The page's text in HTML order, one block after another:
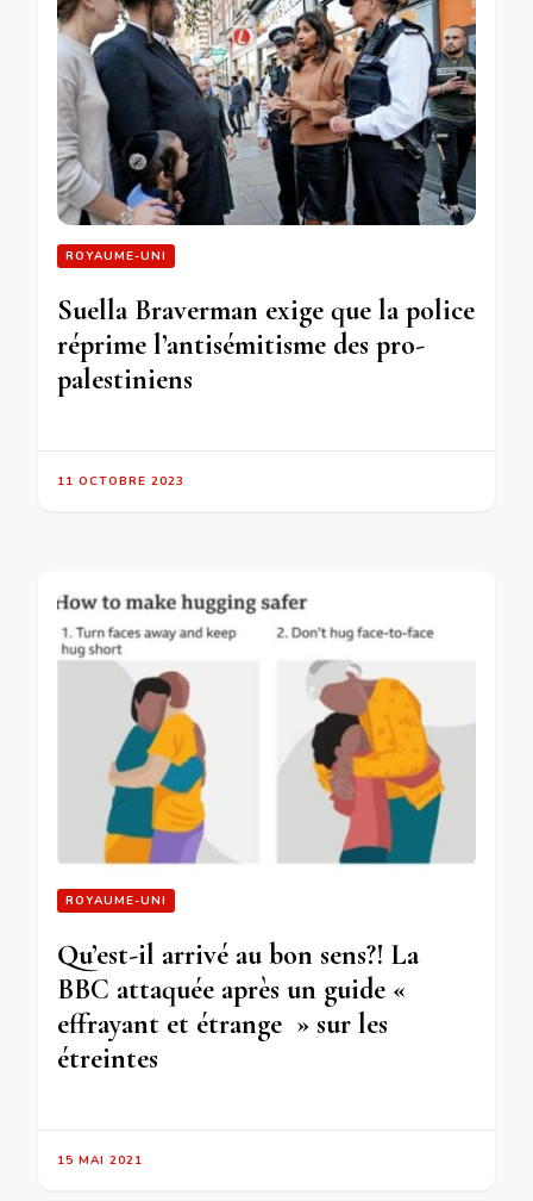
ROYAUME-UNI
Suella Braverman exige que la police
réprime l’antisémitisme des pro-
palestiniens
11 OCTOBRE 2023
ROYAUME-UNI
Qu’est-il arrivé au bon sens?! La
BBC attaquée après un guide «
effrayant et étrange » sur les
étreintes
15 MAI 2021